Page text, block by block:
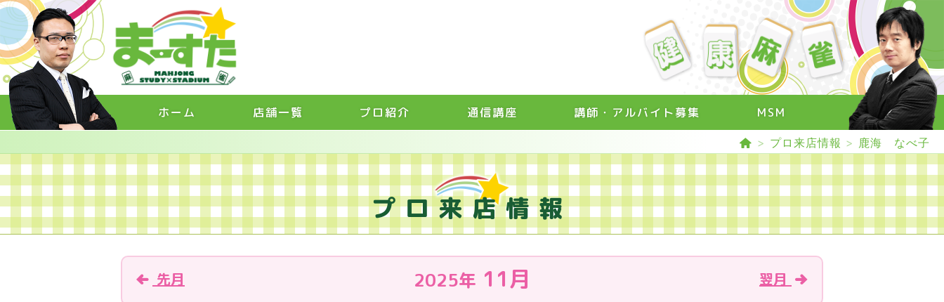
ホーム 店舗一覧 プロ紹介 通信講座 講師・アルバイト募集 MSM
> プロ来店情報 > 鹿海 なべ子
プロ来店情報
先月 2025年 11月 翌月